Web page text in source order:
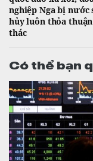
nghiệp Nga bị nước
hủy luôn thỏa
thác
Có thể bạn